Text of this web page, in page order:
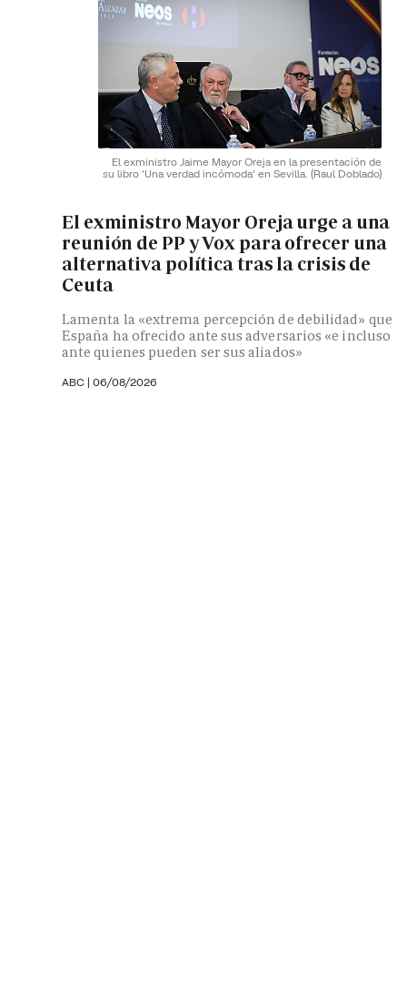
El exministro Jaime Mayor Oreja en la presentación de
su libro 'Una verdad incómoda' en Sevilla. (Raul Doblado)
El exministro Mayor Oreja urge a una
reunión de PP y Vox para ofrecer una
alternativa política tras la crisis de
Ceuta
Lamenta la «extrema percepción de debilidad» que
España ha ofrecido ante sus adversarios «e incluso
ante quienes pueden ser sus aliados»
ABC | 06/08/2026